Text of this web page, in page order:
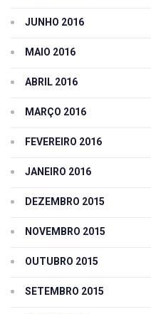
JUNHO 2016
MAIO 2016
ABRIL 2016
MARÇO 2016
FEVEREIRO 2016
JANEIRO 2016
DEZEMBRO 2015
NOVEMBRO 2015
OUTUBRO 2015
SETEMBRO 2015